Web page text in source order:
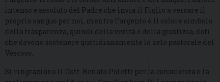
intenso e assoluto del Padre che invia il Figlio a versare il
proprio sangue per noi, mentre l’argento è il colore simbolo
della trasparenza, quindi della verità e della giustizia, doti
che devono sostenere quotidianamente lo zelo pastorale del
Vescovo.
Si ringraziano il Dott. Renato Poletti per la consulenza e la